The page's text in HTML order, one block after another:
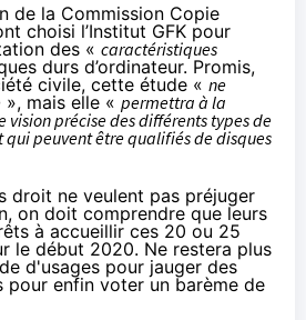
de la Commission Copie
choisi l’Institut GFK pour
des « caractéristiques
durs d’ordinateur. Promis,
civile, cette étude « ne
», mais elle « permettra à la
vision précise des différents types de
qui peuvent être qualifiés de disques
droit ne veulent pas préjuger
on doit comprendre que leurs
à accueillir ces 20 ou 25
le début 2020. Ne restera plus
d'usages pour jauger des
pour enfin voter un barème de